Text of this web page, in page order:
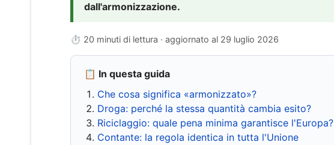
dall'armonizzazione.
⏱ 20 minuti di lettura · aggiornato al 29 luglio 2026
📋 In questa guida
Che cosa significa «armonizzato»?
Droga: perché la stessa quantità cambia esito?
Riciclaggio: quale pena minima garantisce l'Europa?
Contante: la regola identica in tutta l'Unione